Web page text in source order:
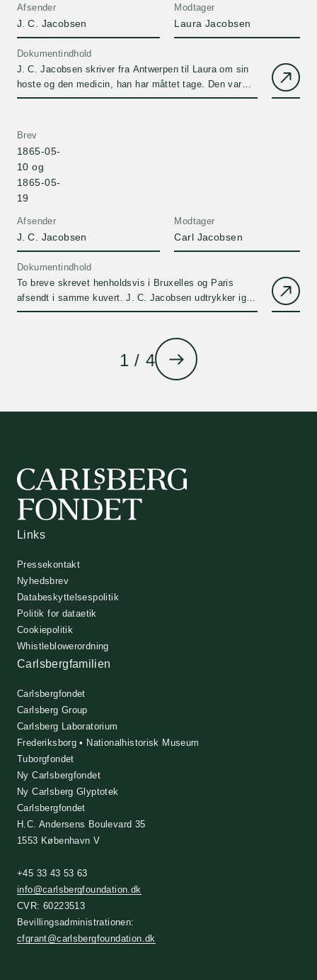
Afsender
J. C. Jacobsen
Modtager
Laura Jacobsen
Dokumentindhold
J. C. Jacobsen skriver fra Antwerpen til Laura om sin
hoste og den medicin, han har måttet tage. Den var
virkningsløs, så i stedet har han røget cigarer, der
Afsender
J. C. Jacobsen
Brev
1865-05-
10 og
1865-05-
19
Modtager
Carl Jacobsen
Dokumentindhold
To breve skrevet henholdsvis i Bruxelles og Paris
afsendt i samme kuvert. J. C. Jacobsen udtrykker igen
sin bekymring for Carls stammen og kommmer med
voldsom kritik af Carls hele væsen!
1 / 4
Links
Pressekontakt
Nyhedsbrev
Databeskyttelsespolitik
Politik for dataetik
Cookiepolitik
Whistleblowerordning
Carlsbergfamilien
Carlsbergfondet
Carlsberg Group
Carlsberg Laboratorium
Frederiksborg • Nationalhistorisk Museum
Tuborgfondet
Ny Carlsbergfondet
Ny Carlsberg Glyptotek
Carlsbergfondet
H.C. Andersens Boulevard 35
1553 København V
+45 33 43 53 63
info@carlsbergfoundation.dk
CVR: 60223513
Bevillingsadministrationen:
cfgrant@carlsbergfoundation.dk